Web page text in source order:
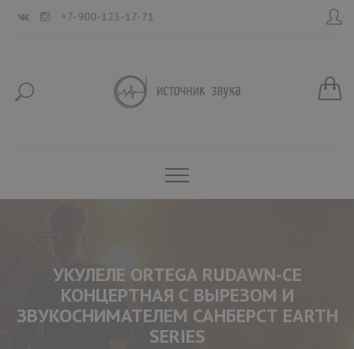
+7-900-123-17-71
УКУЛЕЛЕ ORTEGA RUDAWN-CE
КОНЦЕРТНАЯ С ВЫРЕЗОМ И
ЗВУКОСНИМАТЕЛЕМ САНБЕРСТ EARTH
SERIES